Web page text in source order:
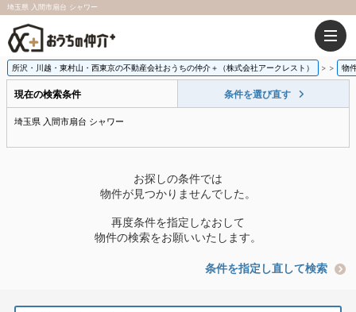
埼玉県 入間市扇台 シャワー
所沢・川越・東村山・西東京の不動産会社おうちの仲介＋（株式会社アークレスト） > 物
現在の検索条件 条件を選び直す
埼玉県 入間市扇台 シャワー
お探しの条件では
物件が見つかりませんでした。
再度条件を指定しなおして
物件の検索をお願いいたします。
条件を指定し直して検索